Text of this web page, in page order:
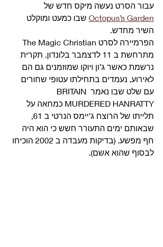
עבור הסרט נעשה מיקס חדש של
Octopus’s Garden שבו כמעט ומוקלט
השיר מחדש.
מתרחשת ב 11 לדצמבר בלונדון. תקרית
נרשמת כאשר ג’ון ויוקו שמוזמנים גם הם
לאירוע, נעמדים בתחילתו עטופי שחורים
עם שלט שבו נאמר BRITAIN
MURDERED HANRATTY כמחאה על
תלייתו של הרוצח ג’יימס הנרטי ב 61,
שבאותם ימים התעורר חשש כי הוא היה
חף מפשע. (בדיקות מעבדה ב 2002 הוכיחו
לבסוף שהוא אשם).